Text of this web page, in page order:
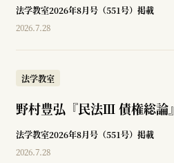
法学教室2026年8月号（551号）掲載
2026.7.28
法学教室
野村豊弘『民法Ⅲ 債権総論』
法学教室2026年8月号（551号）掲載
2026.7.28